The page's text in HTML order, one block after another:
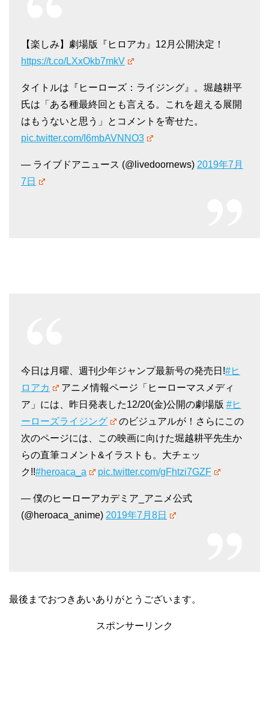
【楽しみ】劇場版『ヒロアカ』12月公開決定！
https://t.co/LXxOkb7mkV
タイトルは『ヒーローズ：ライジング』。堀越耕平
氏は「ある種最終回とも言える。これを超える展開
はもうないと思う」とコメントを寄せた。
pic.twitter.com/I6mbAVNNO3
— ライブドアニュース (@livedoornews) 2019年7月
7日
今日は月曜、週刊少年ジャンプ最新号の発売日!#ヒ
ロアカ
アニメ情報ページ「ヒーローマスメディ
ア」には、昨日発表した12/20(金)公開の劇場版 #ヒ
ーローズライジング
のビジュアルが！さらにこの
次のページには、この映画に向けた堀越耕平先生か
らの直筆コメント&イラストも。大チェッ
ク!!#heroaca_a pic.twitter.com/gFhtzi7GZF
— 僕のヒーローアカデミア_アニメ公式
(@heroaca_anime) 2019年7月8日
最後までおつきあいありがとうございます。
スポンサーリンク